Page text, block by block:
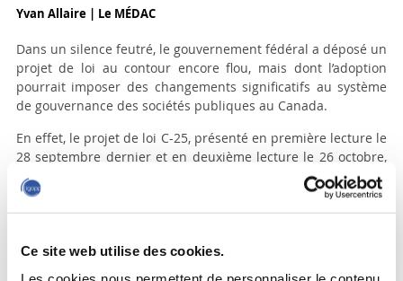
Ce site web utilise des cookies.
Yvan Allaire | Le MÉDAC
Dans un silence feutré, le gouvernement fédéral a déposé un
projet de loi au contour encore flou, mais dont l’adoption
pourrait imposer des changements significatifs au système
de gouvernance des sociétés publiques au Canada.
En effet, le projet de loi C-25, présenté en première lecture le
28 septembre dernier et en deuxième lecture le 26 octobre,
viendrait modifier le processus d’élection des
administrateurs et imposer de nouvelles exigences de
divulgation en matière de diversité des membres du conseil